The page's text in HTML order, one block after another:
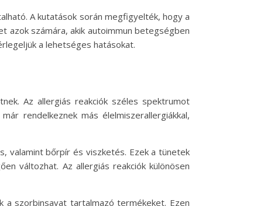
A kutatások során megfigyelték, hogy a
azok számára, akik autoimmun betegségben
a lehetséges hatásokat.
Az allergiás reakciók széles spektrumot
rendelkeznek más élelmiszerallergiákkal,
valamint bőrpír és viszketés. Ezek a tünetek
változhat. Az allergiás reakciók különösen
a szorbinsavat tartalmazó termékeket. Ezen